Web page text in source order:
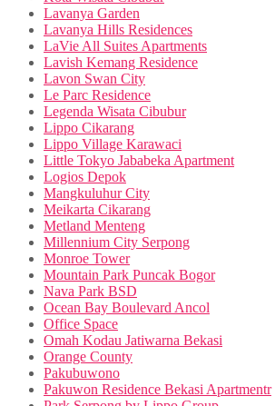
Lavanya Garden
Lavanya Hills Residences
LaVie All Suites Apartments
Lavish Kemang Residence
Lavon Swan City
Le Parc Residence
Legenda Wisata Cibubur
Lippo Cikarang
Lippo Village Karawaci
Little Tokyo Jababeka Apartment
Logios Depok
Mangkuluhur City
Meikarta Cikarang
Metland Menteng
Millennium City Serpong
Monroe Tower
Mountain Park Puncak Bogor
Nava Park BSD
Ocean Bay Boulevard Ancol
Office Space
Omah Kodau Jatiwarna Bekasi
Orange County
Pakubuwono
Pakuwon Residence Bekasi Apartmentr